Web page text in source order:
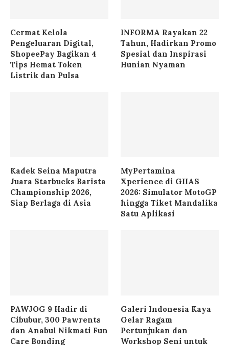
Cermat Kelola
Pengeluaran Digital,
ShopeePay Bagikan 4
Tips Hemat Token
Listrik dan Pulsa
INFORMA Rayakan 22
Tahun, Hadirkan Promo
Spesial dan Inspirasi
Hunian Nyaman
Kadek Seina Maputra
Juara Starbucks Barista
Championship 2026,
Siap Berlaga di Asia
MyPertamina
Xperience di GIIAS
2026: Simulator MotoGP
hingga Tiket Mandalika
Satu Aplikasi
PAWJOG 9 Hadir di
Cibubur, 300 Pawrents
dan Anabul Nikmati Fun
Care Bonding
Galeri Indonesia Kaya
Gelar Ragam
Pertunjukan dan
Workshop Seni untuk